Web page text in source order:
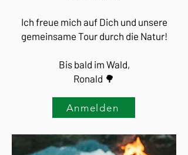
Ich freue mich auf Dich und unsere
gemeinsame Tour durch die Natur!​
Bis bald im Wald,
Ronald 🌳
Anmelden